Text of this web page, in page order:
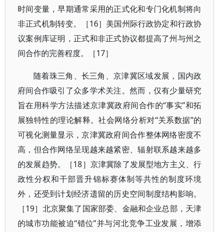
时间变量，早期通常采用的正式化和专门化机制将向
非正式机制转变。［16］美国州际行政协定和行政协
议案例库证明，正式和非正式协议都提高了州与州之
间合作的完善程度。［17］
随着珠三角、长三角、京津冀区域发展，国内政
府间合作吸引了众多学术关注。然而，仅有少量研究
旨在用科学方法描述京津冀政府间合作的“事实”和拓
展独特性的理论解释。社会网络分析对“关系数据”的
可视化测量显示，京津冀政府间合作整体网络密度不
高，但合作网络呈现越来越紧密、辐射联系越来越多
的发展趋势。［18］京津冀除了发展型地方主义、行
政性分权和干部晋升锦标赛体制等共性的制度环境
外，还受到计划经济遗留的历史空间制度结构影响。
［19］北京聚集了国家部委、金融和企业总部，天津
的城市功能被迫“错位”并与河北竞争工业发展，增添